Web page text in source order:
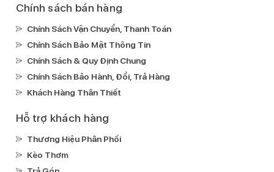
Chính sách bán hàng
Chính Sách Vận Chuyển, Thanh Toán
Chính Sách Bảo Mật Thông Tin
Chính Sách & Quy Định Chung
Chính Sách Bảo Hành, Đổi, Trả Hàng
Khách Hàng Thân Thiết
Hỗ trợ khách hàng
Thương Hiệu Phân Phối
Kèo Thơm